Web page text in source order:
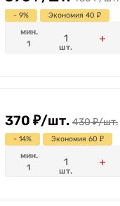
- 9% Экономия 40 ₽
мин.
1
шт.
370 ₽/шт. 430₽/шт.
- 14% Экономия 60 ₽
мин.
1
шт.